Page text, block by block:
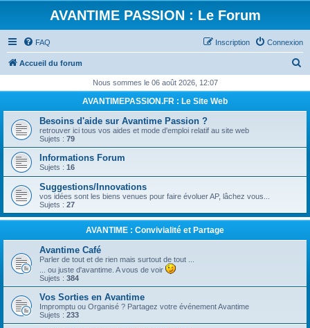
AVANTIME PASSION : Le Forum
FAQ Connexion
Inscription
Accueil du forum
h
r
h
r
Nous sommes le 06 août 2026, 12:07
AVANTIMEPASSION.FR : Le Site Web
Besoins d'aide sur Avantime Passion ?
retrouver ici tous vos aides et mode d'emploi relatif au site web
Sujets : 79
Informations Forum
Sujets : 16
Suggestions/Innovations
vos idées sont les biens venues pour faire évoluer AP, lâchez vous...
Sujets : 27
AVANTIME : Convivialité et Partage
Avantime Café
Parler de tout et de rien mais surtout de tout ...
... ou juste d'avantime. A vous de voir
Sujets : 384
Vos Sorties en Avantime
Impromptu ou Organisé ? Partagez votre événement Avantime
Sujets : 233